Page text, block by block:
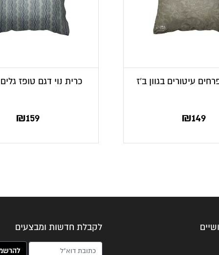
עיטורים בגוון ב’ז
₪149
כרית נוי דגם טופז
₪159
לקבלת חדשות ומבצעים
האימייל שלך (חובה)